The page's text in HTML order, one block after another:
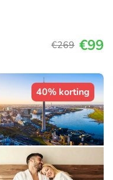
€269 €99
40% korting